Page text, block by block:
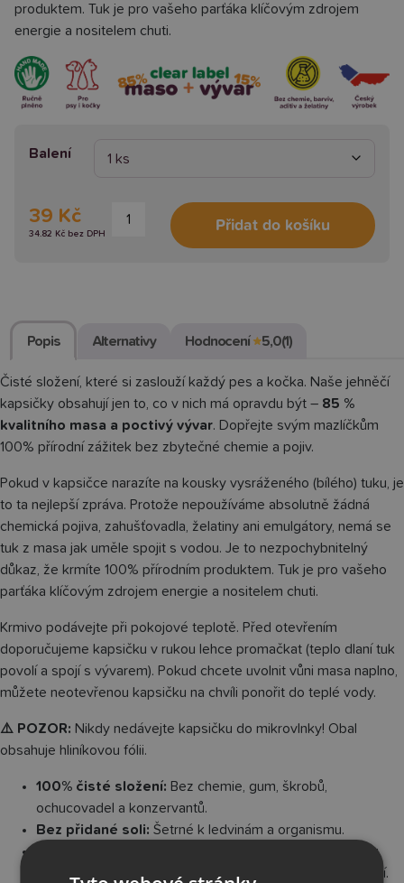
produktem. Tuk je pro vašeho parťáka klíčovým zdrojem
energie a nositelem chuti.
Balení
39 Kč
34.82 Kč bez DPH
Jehněčí
Přidat do košíku
Popis Alternativy Hodnocení ★5,0(1)
Čisté složení, které si zaslouží každý pes a kočka. Naše jehněčí
kapsičky obsahují jen to, co v nich má opravdu být – 85 %
kvalitního masa a poctivý vývar. Dopřejte svým mazlíčkům
100% přírodní zážitek bez zbytečné chemie a pojiv.
Pokud v kapsičce narazíte na kousky vysráženého (bílého) tuku, je
to ta nejlepší zpráva. Protože nepoužíváme absolutně žádná
chemická pojiva, zahušťovadla, želatiny ani emulgátory, nemá se
tuk z masa jak uměle spojit s vodou. Je to nezpochybnitelný
důkaz, že krmíte 100% přírodním produktem. Tuk je pro vašeho
parťáka klíčovým zdrojem energie a nositelem chuti.
Krmivo podávejte při pokojové teplotě. Před otevřením
doporučujeme kapsičku v rukou lehce promačkat (teplo dlaní tuk
povolí a spojí s vývarem). Pokud chcete uvolnit vůni masa naplno,
můžete neotevřenou kapsičku na chvíli ponořit do teplé vody.
⚠️ POZOR: Nikdy nedávejte kapsičku do mikrovlnky! Obal
obsahuje hliníkovou fólii.
100% čisté složení: Bez chemie, gum, škrobů,
ochucovadel a konzervantů.
Bez přidané soli: Šetrné k ledvinám a organismu.
85 % jehněčí masa + 15 % vývaru.
Vhodné pro pejsky i kočičky všech velikostí.